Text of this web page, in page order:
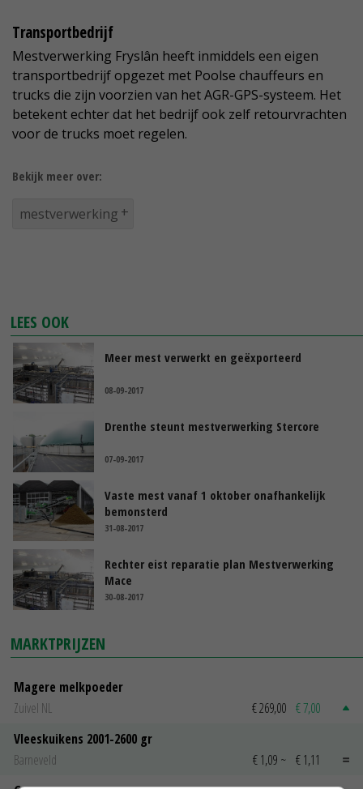
Transportbedrijf
Mestverwerking Fryslân heeft inmiddels een eigen
transportbedrijf opgezet met Poolse chauffeurs en
trucks die zijn voorzien van het AGR-GPS-systeem. Het
betekent echter dat het bedrijf ook zelf retourvrachten
voor de trucks moet regelen.
Bekijk meer over:
mestverwerking
LEES OOK
Meer mest verwerkt en geëxporteerd
08-09-2017
Drenthe steunt mestverwerking Stercore
07-09-2017
Vaste mest vanaf 1 oktober onafhankelijk
bemonsterd
31-08-2017
Rechter eist reparatie plan Mestverwerking
Mace
30-08-2017
MARKTPRIJZEN
Magere melkpoeder
Zuivel NL
€ 269,00 € 7,00
Vleeskuikens 2001-2600 gr
Barneveld
€ 1,09 ~ € 1,11